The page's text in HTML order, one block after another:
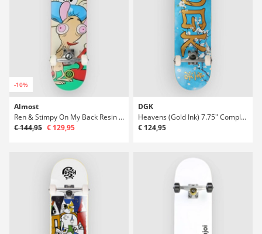
-10%
Almost
Ren & Stimpy On My Back Resin Soft 7" Complete
€ 144,95 € 129,95
DGK
Heavens (Gold Ink) 7.75" Complete
€ 124,95